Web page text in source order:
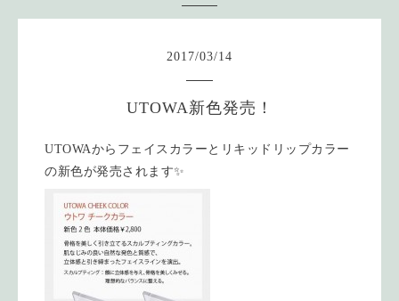
2017/03/14
UTOWA新色発売！
UTOWAからフェイスカラーとリキッドリップカラー
の新色が発売されます✨